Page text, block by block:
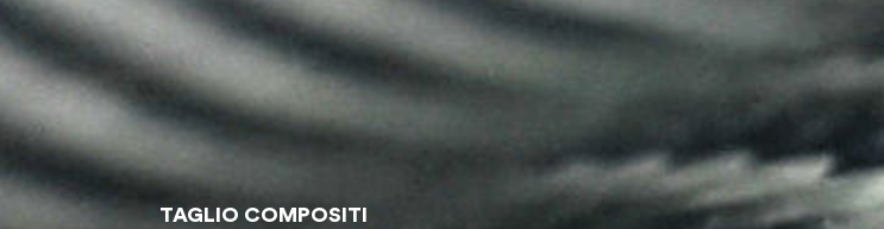
TAGLIO COMPOSITI